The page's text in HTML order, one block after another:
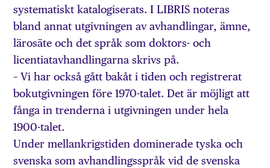
systematiskt katalogiserats. I LIBRIS noteras
bland annat utgivningen av avhandlingar, ämne,
lärosäte och det språk som doktors- och
licentiatavhandlingarna skrivs på.
– Vi har också gått bakåt i tiden och registrerat
bokutgivningen före 1970-talet. Det är möjligt att
fånga in trenderna i utgivningen under hela
1900-talet.
Under mellankrigstiden dominerade tyska och
svenska som avhandlingsspråk vid de svenska